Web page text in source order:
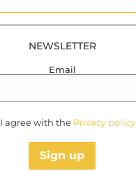
NEWSLETTER
Email
I agree with the Privacy policy
Sign up